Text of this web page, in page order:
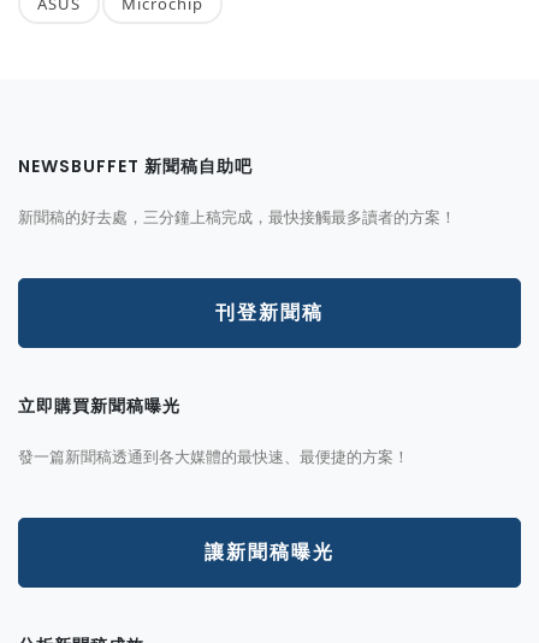
NEWSBUFFET 新聞稿自助吧
新聞稿的好去處，三分鐘上稿完成，最快接觸最多讀者的方案！
刊登新聞稿
立即購買新聞稿曝光
發一篇新聞稿透通到各大媒體的最快速、最便捷的方案！
讓新聞稿曝光